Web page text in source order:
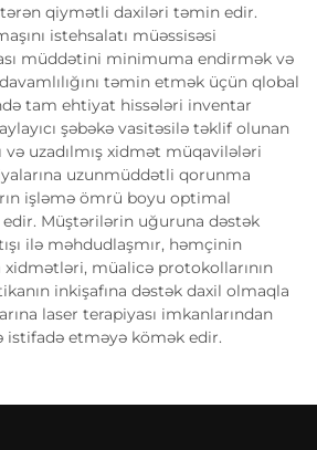
qiymətli daxiləri təmin edir.
istehsalatı müəssisəsi
müddətini minimuma endirmək və
təmin etmək üçün qlobal
tam ehtiyat hissələri inventar
şəbəkə vasitəsilə təklif olunan
uzadılmış xidmət müqavilələri
uzunmüddətli qorunma
işləmə ömrü boyu optimal
edir. Müştərilərin uğuruna dəstək
ilə məhdudlaşmır, həmçinin
xidmətləri, müalicə protokollarının
inkişafına dəstək daxil olmaqla
laser terapiyası imkanlarından
istifadə etməyə kömək edir.